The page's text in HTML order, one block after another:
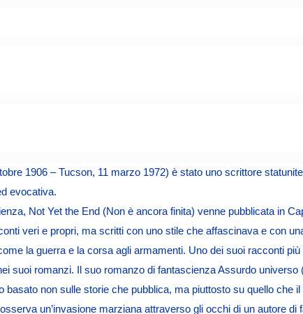
1906 – Tucson, 11 marzo 1972) è stato uno scrittore
evocativa.
Not Yet the End (Non è ancora finita) venne pubblicata in
veri e propri, ma scritti con uno stile che affascinava e con
la guerra e la corsa agli armamenti. Uno dei suoi racconti
suoi romanzi. Il suo romanzo di fantascienza Assurdo
basato non sulle storie che pubblica, ma piuttosto su quello
un’invasione marziana attraverso gli occhi di un autore di